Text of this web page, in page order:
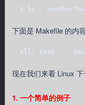
$ ls
下面是 Makefile 的内
all: test
现在我们来看 Linux
1. 一个简单的例子